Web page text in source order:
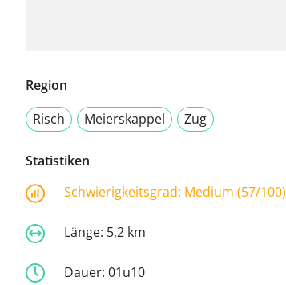
Region
Risch
Meierskappel Zug
Statistiken
Schwierigkeitsgrad: Medium (57/100)
Länge: 5,2 km
Dauer: 01u10